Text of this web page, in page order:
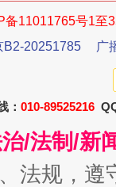
备11011765号1至
B2-20251785
广
： 010-89525216
/法制/新
法规，